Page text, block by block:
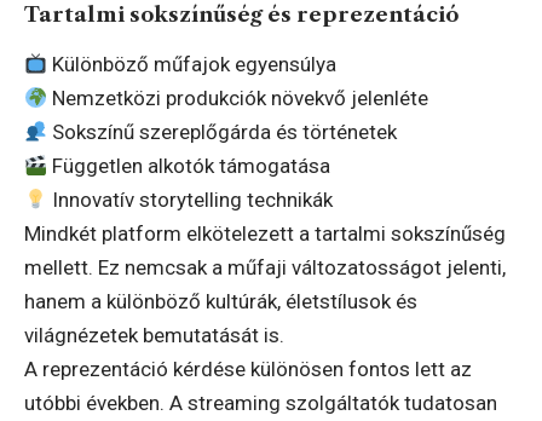
Tartalmi sokszínűség és reprezentáció
Különböző műfajok egyensúlya
Nemzetközi produkciók növekvő jelenléte
Sokszínű szereplőgárda és történetek
Független alkotók támogatása
Innovatív storytelling technikák
Mindkét platform elkötelezett a tartalmi sokszínűség
mellett. Ez nemcsak a műfaji változatosságot jelenti,
hanem a különböző kultúrák, életstílusok és
világnézetek bemutatását is.
A reprezentáció kérdése különösen fontos lett az
utóbbi években. A streaming szolgáltatók tudatosan